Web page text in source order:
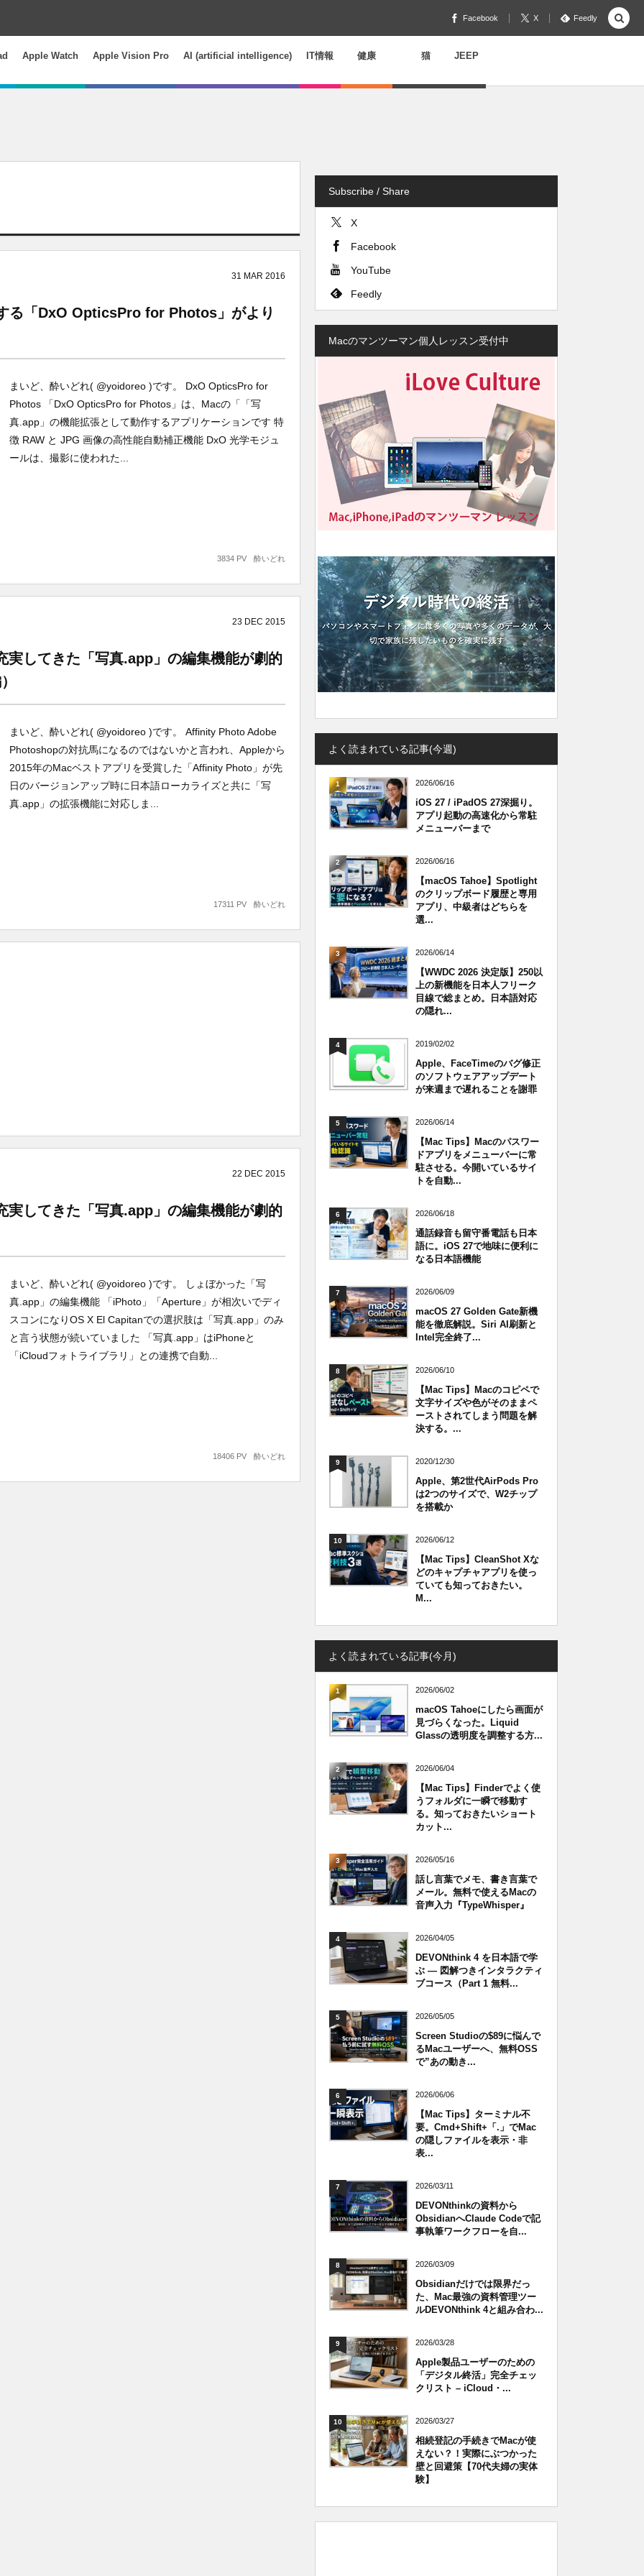
Facebook X Feedly
Apple Watch Apple Vision Pro AI (artificial intelligence) IT情報 健康 猫 JEEP
31 MAR 2016
る「DxO OpticsPro for Photos」がより
まいど、酔いどれ( @yoidoreo )です。 DxO OpticsPro for
Photos 「DxO OpticsPro for Photos」は、Macの「「写
真.app」の機能拡張として動作するアプリケーションです 特
徴 RAW と JPG 画像の高性能自動補正機能 DxO 光学モジュ
ールは、撮影に使われた...
酔いどれ
3834 PV
23 DEC 2015
実してきた「写真.app」の編集機能が劇的
まいど、酔いどれ( @yoidoreo )です。 Affinity Photo Adobe
Photoshopの対抗馬になるのではないかと言われ、Appleから
2015年のMacベストアプリを受賞した「Affinity Photo」が先
日のバージョンアップ時に日本語ローカライズと共に「写
真.app」の拡張機能に対応しま...
酔いどれ
17311 PV
22 DEC 2015
実してきた「写真.app」の編集機能が劇的
まいど、酔いどれ( @yoidoreo )です。 しょぼかった「写
真.app」の編集機能 「iPhoto」「Aperture」が相次いでディ
スコンになりOS X El Capitanでの選択肢は「写真.app」のみ
と言う状態が続いていました 「写真.app」はiPhoneと
「iCloudフォトライブラリ」との連携で自動...
酔いどれ
18406 PV
Subscribe / Share
X
Facebook
YouTube
Feedly
Macのマンツーマン個人レッスン受付中
よく読まれている記事(今週)
1 2026/06/16
iOS 27 / iPadOS 27深掘り。
アプリ起動の高速化から常駐
メニューバーまで
2 2026/06/16
【macOS Tahoe】Spotlight
のクリップボード履歴と専用
アプリ、中級者はどちらを
選...
3 2026/06/14
【WWDC 2026 決定版】250以
上の新機能を日本人フリーク
目線で総まとめ。日本語対応
の隠れ...
4 2019/02/02
Apple、FaceTimeのバグ修正
のソフトウェアアップデート
が来週まで遅れることを謝罪
5 2026/06/14
【Mac Tips】Macのパスワー
ドアプリをメニューバーに常
駐させる。今開いているサイ
トを自動...
6 2026/06/18
通話録音も留守番電話も日本
語に。iOS 27で地味に便利に
なる日本語機能
7 2026/06/09
macOS 27 Golden Gate新機
能を徹底解説。Siri AI刷新と
Intel完全終了...
8 2026/06/10
【Mac Tips】Macのコピペで
文字サイズや色がそのままペ
ーストされてしまう問題を解
決する。...
9 2020/12/30
Apple、第2世代AirPods Pro
は2つのサイズで、W2チップ
を搭載か
10 2026/06/12
【Mac Tips】CleanShot Xな
どのキャプチャアプリを使っ
ていても知っておきたい。
M...
よく読まれている記事(今月)
1 2026/06/02
macOS Tahoeにしたら画面が
見づらくなった。Liquid
Glassの透明度を調整する方...
2 2026/06/04
【Mac Tips】Finderでよく使
うフォルダに一瞬で移動す
る。知っておきたいショート
カット...
3 2026/05/16
話し言葉でメモ、書き言葉で
メール。無料で使えるMacの
音声入力『TypeWhisper』
4 2026/04/05
DEVONthink 4 を日本語で学
ぶ — 図解つきインタラクティ
ブコース（Part 1 無料...
5 2026/05/05
Screen Studioの$89に悩んで
るMacユーザーへ、無料OSS
で”あの動き...
6 2026/06/06
【Mac Tips】ターミナル不
要。Cmd+Shift+「.」でMac
の隠しファイルを表示・非
表...
7 2026/03/11
DEVONthinkの資料から
ObsidianへClaude Codeで記
事執筆ワークフローを自...
8 2026/03/09
Obsidianだけでは限界だっ
た、Mac最強の資料管理ツー
ルDEVONthink 4と組み合わ...
9 2026/03/28
Apple製品ユーザーのための
「デジタル終活」完全チェッ
クリスト – iCloud・...
10 2026/03/27
相続登記の手続きでMacが使
えない？！実際にぶつかった
壁と回避策【70代夫婦の実体
験】